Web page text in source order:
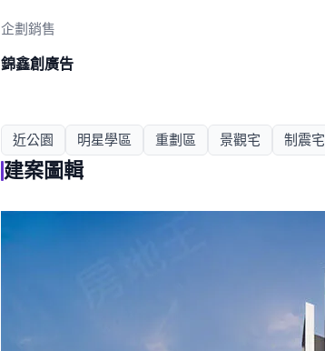
企劃銷售
錦鑫創廣告
近公園 明星學區 重劃區 景觀宅 制震宅
建案圖輯